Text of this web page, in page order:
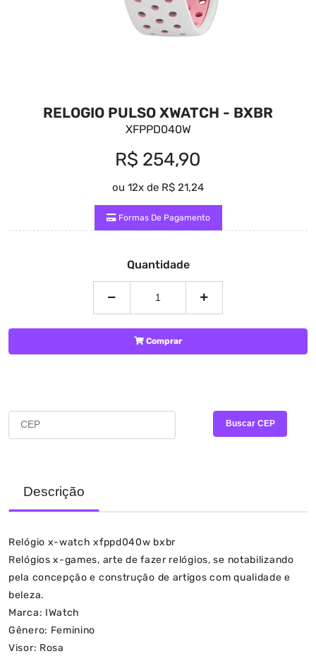
RELOGIO PULSO XWATCH - BXBR
XFPPD040W
R$ 254,90
ou 12x de R$ 21,24
Formas De Pagamento
Quantidade
Comprar
Buscar CEP
Descrição
Relógio x-watch xfppd040w bxbr
Relógios x-games, arte de fazer relógios, se notabilizando
pela concepção e construção de artigos com qualidade e
beleza.
Marca: IWatch
Gênero: Feminino
Visor: Rosa